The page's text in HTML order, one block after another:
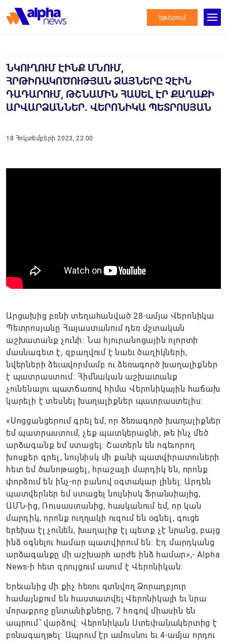
եթերում
ՆԿՈՒՂՈՒՄ ԷԻՆՔ ՄՆՈՒՄ,
ՀՐԹԻՌԱԿՈԾՈՒԹՅԱՆ ՁԱՅՆԵՐԸ ՉԷԻՆ
ԴԱԴԱՐՈՒՄ, ԹՇՆԱՄԻՆ ՀԱՍԵԼ ԷՐ ՔԱՂԱՔԻ
ԱՐՎԱՐՁԱՆՆԵՐ. ՎԵՐՈՆԻԿԱ ՊԵՏՐՈՍՅԱՆ
18 Հոկտեմբերի 2023, 22:00
Արցախից բռնի տեղահանված 28-ամյա Վերոնիկա
Պետրոսյանը Հայաստանում դեռ մշտական
աշխատանք չունի։ Նա հյուրանոցային ոլորտի
մասնագետ է, զբաղվում է նաեւ ծաղիկների,
նվերների ձեւավորմամբ ու ձեռագործ խաղալիքներ
է պատրաստում։ Հիմնական աշխատանք
չունենալու պատճառով հիմա Վերոնիկային հաճախ
կարելի է տեսնել խաղալիքներ պատրաստելիս։
«Սոցցանցերում գրել եմ, որ ձեռագործ խաղալիքներ
եմ պատրաստում, չեք պատկերացնի, թե ինչ մեծ
արձագանք եմ ստացել։ Շատերն են ոգեւորող
խոսքեր գրել, նույնիսկ մի քանի պատվիրատուների
հետ եմ ծանոթացել, հրաշալի մարդիկ են, որոնք
փորձում են ինչ-որ բանով օգտակար լինել։ Արդեն
պատվերներ եմ ստացել նույնիսկ Ֆրանսիայից,
ԱՄՆ-ից, Ռուսաստանից, հասկանում եմ, որ կան
մարդիկ, որոնք ուղղակի ուզում են օգնել, գուցե
երեխա էլ չունեն, խաղալիք էլ պետք չէ նրանց, բայց
ինձ օգնելու համար պատվիրում են։ Էդ մարդկանց
արձագանքը մի աշխարհ արժե ինձ համար»,- Alpha
News-ի հետ զրույցում ասում է Վերոնիկան։
Երեւանից մի քիչ հեռու գտնվող Ձորաղբյուր
համայնքում են հաստատվել Վերոնիկայի եւ նրա
մորաքրոջ ընտանիքները, 7 հոգով միասին են
ապրում՝ վարձով։ Վերոնիկան Ստեփանակերտից է
բռնագաղթել։ Ապրում էր ամուսնու եւ 4-ամյա որդու